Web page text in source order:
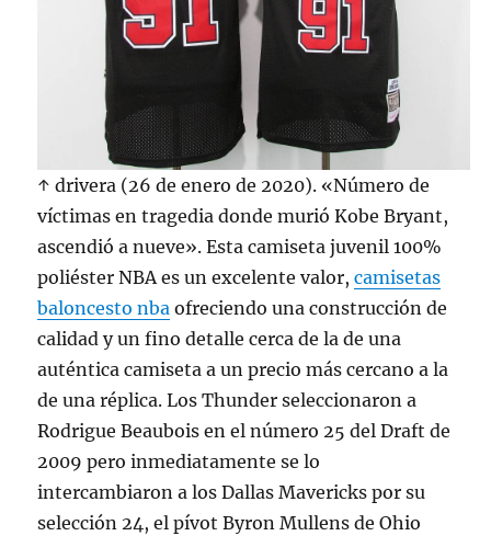
↑ drivera (26 de enero de 2020). «Número de
víctimas en tragedia donde murió Kobe Bryant,
ascendió a nueve». Esta camiseta juvenil 100%
poliéster NBA es un excelente valor,camisetas
baloncesto nba ofreciendo una construcción de
calidad y un fino detalle cerca de la de una
auténtica camiseta a un precio más cercano a la
de una réplica. Los Thunder seleccionaron a
Rodrigue Beaubois en el número 25 del Draft de
2009 pero inmediatamente se lo
intercambiaron a los Dallas Mavericks por su
selección 24, el pívot Byron Mullens de Ohio